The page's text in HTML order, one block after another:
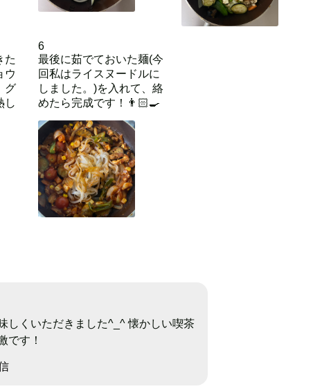
た
ウ
グ
し
6
最後に茹でておいた麺(今
回私はライスヌードルに
しました。)を入れて、絡
めたら完成です！👨🏻‍🍳
しくいただきました^_^ 懐かしい喫茶
です！